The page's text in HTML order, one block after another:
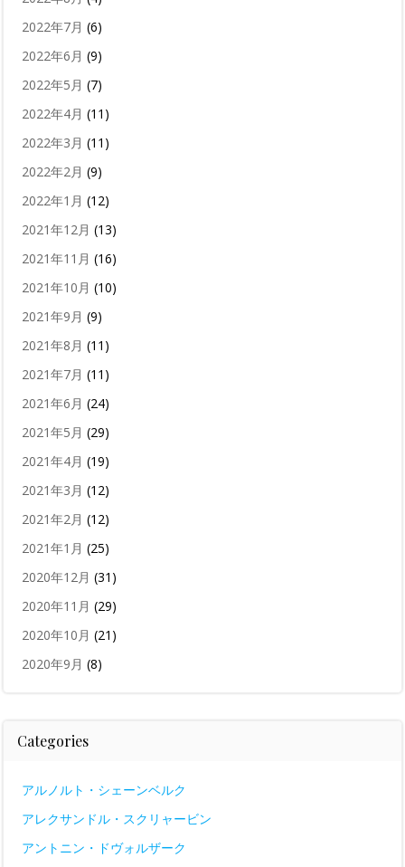
2022年7月 (6)
2022年6月 (9)
2022年5月 (7)
2022年4月 (11)
2022年3月 (11)
2022年2月 (9)
2022年1月 (12)
2021年12月 (13)
2021年11月 (16)
2021年10月 (10)
2021年9月 (9)
2021年8月 (11)
2021年7月 (11)
2021年6月 (24)
2021年5月 (29)
2021年4月 (19)
2021年3月 (12)
2021年2月 (12)
2021年1月 (25)
2020年12月 (31)
2020年11月 (29)
2020年10月 (21)
2020年9月 (8)
Categories
アルノルト・シェーンベルク
アレクサンドル・スクリャービン
アントニン・ドヴォルザーク